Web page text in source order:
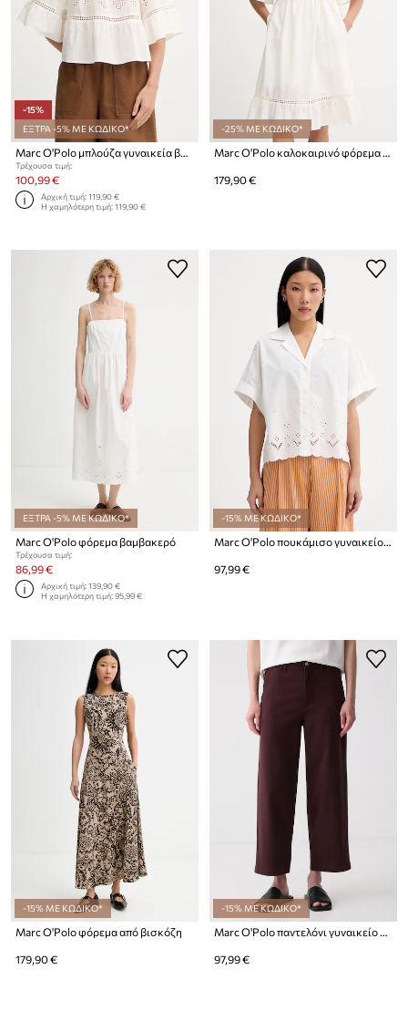
-15%
ΕΞΤΡΑ -5% ΜΕ ΚΩΔΙΚΟ*
Marc O'Polo μπλούζα γυναικεία βαμβακερή
Τρέχουσα τιμή:
100,99 €
Αρχική τιμή:119,90 €
Η χαμηλότερη τιμή:119,90 €
-25% ΜΕ ΚΩΔΙΚΟ*
Marc O'Polo καλοκαιρινό φόρεμα βαμβακερό
179,90 €
ΕΞΤΡΑ -5% ΜΕ ΚΩΔΙΚΟ*
Marc O'Polo φόρεμα βαμβακερό
Τρέχουσα τιμή:
86,99 €
Αρχική τιμή:139,90 €
Η χαμηλότερη τιμή:95,99 €
-15% ΜΕ ΚΩΔΙΚΟ*
Marc O'Polo πουκάμισο γυναικείο βαμβακερό
97,99 €
-15% ΜΕ ΚΩΔΙΚΟ*
Marc O'Polo φόρεμα από βισκόζη
179,90 €
-15% ΜΕ ΚΩΔΙΚΟ*
97,99 €